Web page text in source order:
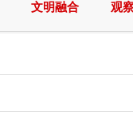
文明融合 观